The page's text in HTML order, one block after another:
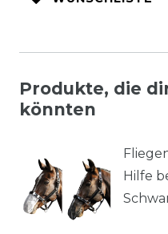
Produkte, die
könnten
Hilfe